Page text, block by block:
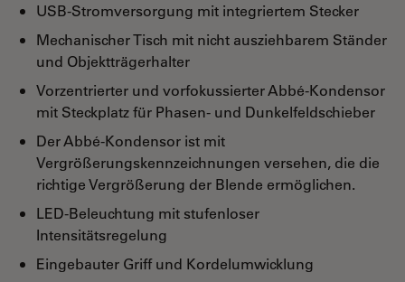
USB-Stromversorgung mit integriertem Stecker
Mechanischer Tisch mit nicht ausziehbarem Ständer
und Objektträgerhalter
Vorzentrierter und vorfokussierter Abbé-Kondensor
mit Steckplatz für Phasen- und Dunkelfeldschieber
Der Abbé-Kondensor ist mit
Vergrößerungskennzeichnungen versehen, die die
richtige Vergrößerung der Blende ermöglichen.
LED-Beleuchtung mit stufenloser
Intensitätsregelung
Eingebauter Griff und Kordelumwicklung